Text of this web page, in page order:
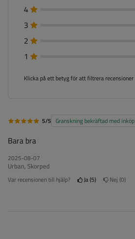
4
3
2
1
Klicka på ett betyg för att filtrera recensioner
5/5 Granskning bekräftad med inköp
Bara bra
2025-08-07
Urban, Skorped
Var recensionen till hjälp? Ja 5 Nej 0